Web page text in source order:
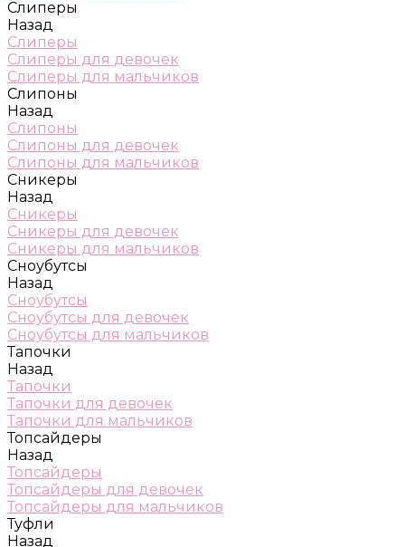
Слиперы
Назад
Слиперы
Слиперы для девочек
Слиперы для мальчиков
Слипоны
Назад
Слипоны
Слипоны для девочек
Слипоны для мальчиков
Сникеры
Назад
Сникеры
Сникеры для девочек
Сникеры для мальчиков
Сноубутсы
Назад
Сноубутсы
Сноубутсы для девочек
Сноубутсы для мальчиков
Тапочки
Назад
Тапочки
Тапочки для девочек
Тапочки для мальчиков
Топсайдеры
Назад
Топсайдеры
Топсайдеры для девочек
Топсайдеры для мальчиков
Туфли
Назад